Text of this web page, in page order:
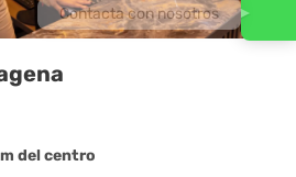
del centro
Contacta con nosotros